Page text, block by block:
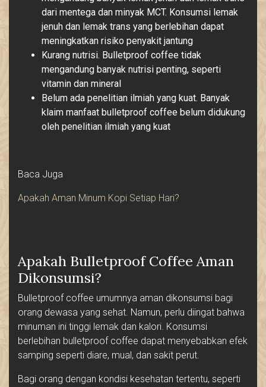
dari mentega dan minyak MCT. Konsumsi lemak
jenuh dan lemak trans yang berlebihan dapat
meningkatkan risiko penyakit jantung
Kurang nutrisi. Bulletproof coffee tidak
mengandung banyak nutrisi penting, seperti
vitamin dan mineral
Belum ada penelitian ilmiah yang kuat. Banyak
klaim manfaat bulletproof coffee belum didukung
oleh penelitian ilmiah yang kuat
Baca Juga
Apakah Aman Minum Kopi Setiap Hari?
Apakah Bulletproof Coffee Aman
Dikonsumsi?
Bulletproof coffee umumnya aman dikonsumsi bagi
orang dewasa yang sehat. Namun, perlu diingat bahwa
minuman ini tinggi lemak dan kalori. Konsumsi
berlebihan bulletproof coffee dapat menyebabkan efek
samping seperti diare, mual, dan sakit perut.
Bagi orang dengan kondisi kesehatan tertentu, seperti